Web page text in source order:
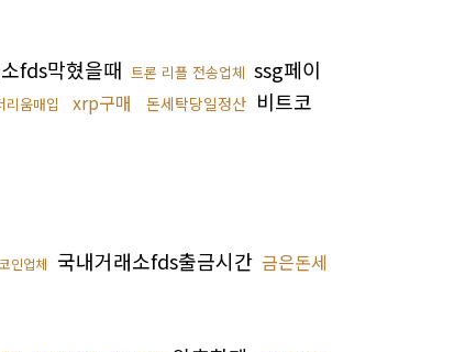
fds막혔을때 트론 리플 전송업체 ssg페이
리움매입 xrp구매 돈세탁당일정산 비트코
인업체 국내거래소fds출금시간 금은돈세